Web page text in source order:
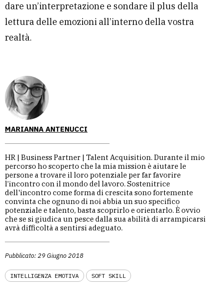
MARIANNA ANTENUCCI
HR | Business Partner | Talent Acquisition. Durante il mio
percorso ho scoperto che la mia mission è aiutare le
persone a trovare il loro potenziale per far favorire
l’incontro con il mondo del lavoro. Sostenitrice
dell'incontro come forma di crescita sono fortemente
convinta che ognuno di noi abbia un suo specifico
potenziale e talento, basta scoprirlo e orientarlo. È ovvio
che se si giudica un pesce dalla sua abilità di arrampicarsi
avrà difficoltà a sentirsi adeguato.
Pubblicato: 29 Giugno 2018
INTELLIGENZA EMOTIVA SOFT SKILL
dare un’interpretazione e sondare il plus della
lettura delle emozioni all’interno della vostra
realtà.